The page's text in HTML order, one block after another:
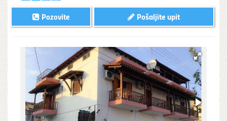
Pošaljite upit
Pozovite